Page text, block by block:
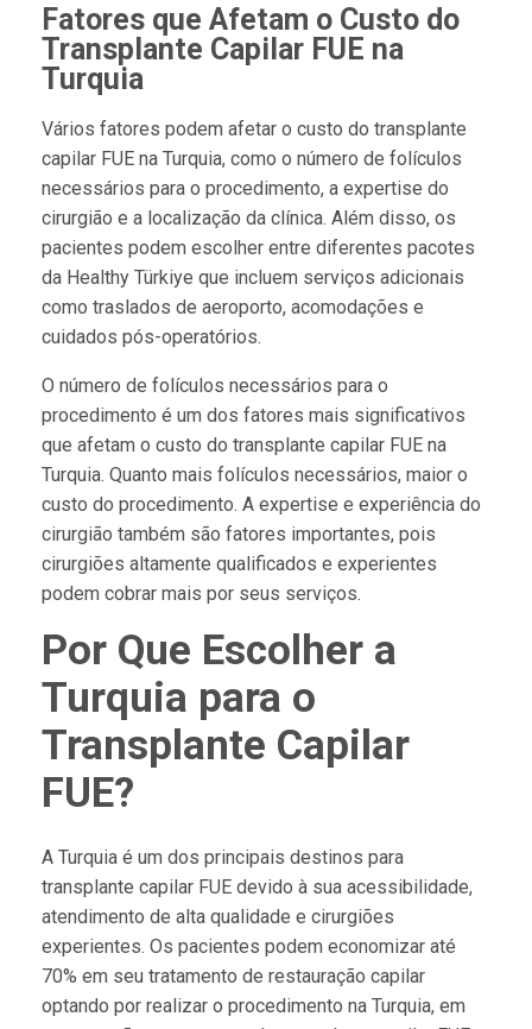
Fatores que Afetam o Custo do
Transplante Capilar FUE na
Turquia
Vários fatores podem afetar o custo do transplante
capilar FUE na Turquia, como o número de folículos
necessários para o procedimento, a expertise do
cirurgião e a localização da clínica. Além disso, os
pacientes podem escolher entre diferentes pacotes
da Healthy Türkiye que incluem serviços adicionais
como traslados de aeroporto, acomodações e
cuidados pós-operatórios.
O número de folículos necessários para o
procedimento é um dos fatores mais significativos
que afetam o custo do transplante capilar FUE na
Turquia. Quanto mais folículos necessários, maior o
custo do procedimento. A expertise e experiência do
cirurgião também são fatores importantes, pois
cirurgiões altamente qualificados e experientes
podem cobrar mais por seus serviços.
Por Que Escolher a
Turquia para o
Transplante Capilar
FUE?
A Turquia é um dos principais destinos para
transplante capilar FUE devido à sua acessibilidade,
atendimento de alta qualidade e cirurgiões
experientes. Os pacientes podem economizar até
70% em seu tratamento de restauração capilar
optando por realizar o procedimento na Turquia, em